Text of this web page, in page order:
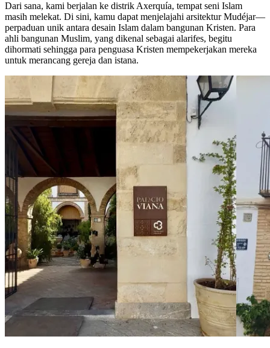
Dari sana, kami berjalan ke distrik Axerquía, tempat seni Islam
masih melekat. Di sini, kamu dapat menjelajahi arsitektur Mudéjar—
perpaduan unik antara desain Islam dalam bangunan Kristen. Para
ahli bangunan Muslim, yang dikenal sebagai alarifes, begitu
dihormati sehingga para penguasa Kristen mempekerjakan mereka
untuk merancang gereja dan istana.